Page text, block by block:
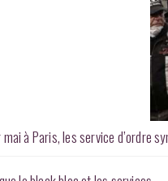
à Paris, les service d’ordre